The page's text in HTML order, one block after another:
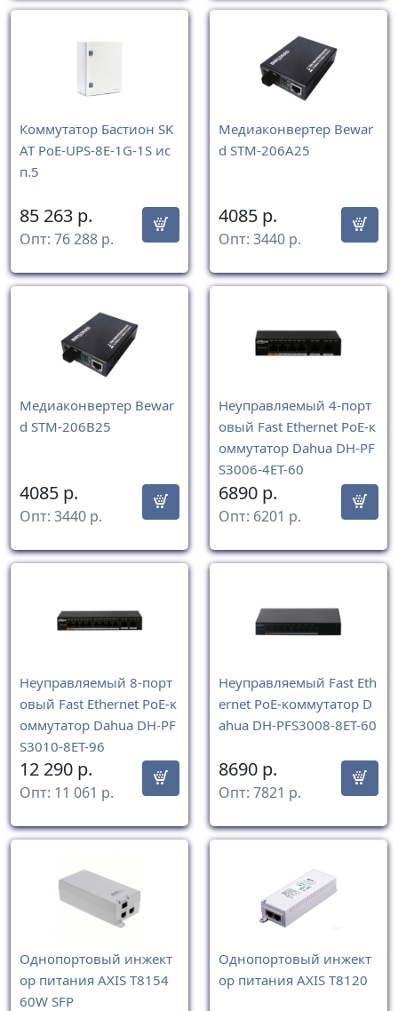
Коммутатор Бастион SK
AT PoE-UPS-8E-1G-1S ис
п.5
85 263 р.
Опт: 76 288 р.
Медиаконвертер Bewar
d STM-206A25
4085 р.
Опт: 3440 р.
Медиаконвертер Bewar
d STM-206B25
4085 р.
Опт: 3440 р.
Неуправляемый 4-порт
овый Fast Ethernet PoE-к
оммутатор Dahua DH-PF
S3006-4ET-60
6890 р.
Опт: 6201 р.
Неуправляемый 8-порт
овый Fast Ethernet PoE-к
оммутатор Dahua DH-PF
S3010-8ET-96
12 290 р.
Опт: 11 061 р.
Неуправляемый Fast Eth
ernet PoE-коммутатор D
ahua DH-PFS3008-8ET-60
8690 р.
Опт: 7821 р.
Однопортовый инжект
ор питания AXIS T8154
60W SFP
Однопортовый инжект
ор питания AXIS T8120